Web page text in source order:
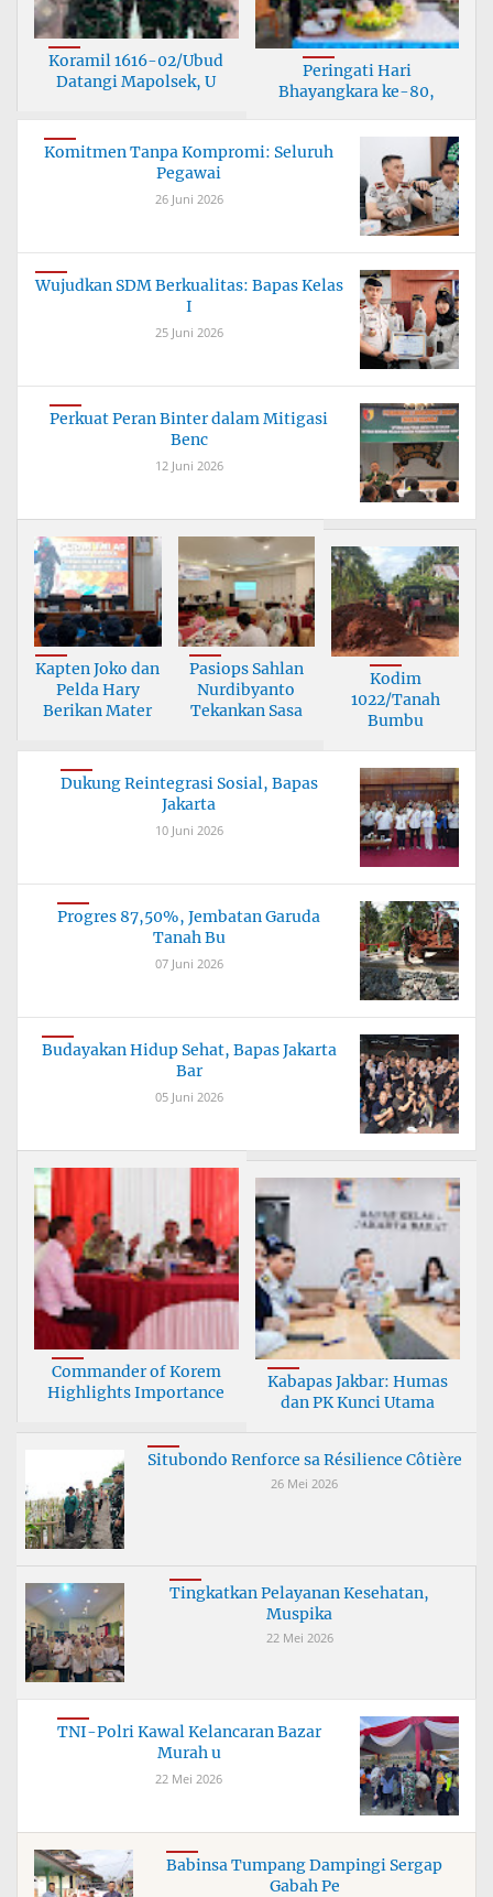
Koramil 1616-02/Ubud
Datangi Mapolsek, U
Peringati Hari
Bhayangkara ke-80,
Komitmen Tanpa Kompromi: Seluruh
Pegawai
26 Juni 2026
Wujudkan SDM Berkualitas: Bapas Kelas
I
25 Juni 2026
Perkuat Peran Binter dalam Mitigasi
Benc
12 Juni 2026
Kapten Joko dan
Pelda Hary
Berikan Mater
Pasiops Sahlan
Nurdibyanto
Tekankan Sasa
Kodim
1022/Tanah
Bumbu
Dukung Reintegrasi Sosial, Bapas
Jakarta
10 Juni 2026
Progres 87,50%, Jembatan Garuda
Tanah Bu
07 Juni 2026
Budayakan Hidup Sehat, Bapas Jakarta
Bar
05 Juni 2026
Commander of Korem
Highlights Importance
Kabapas Jakbar: Humas
dan PK Kunci Utama
Situbondo Renforce sa Résilience Côtière
26 Mei 2026
Tingkatkan Pelayanan Kesehatan,
Muspika
22 Mei 2026
TNI-Polri Kawal Kelancaran Bazar
Murah u
22 Mei 2026
Babinsa Tumpang Dampingi Sergap
Gabah Pe